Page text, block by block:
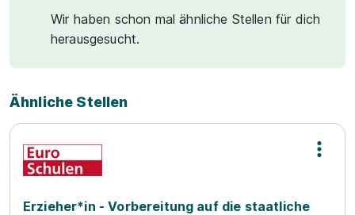
Wir haben schon mal ähnliche Stellen für dich
herausgesucht.
Ähnliche Stellen
Erzieher*in - Vorbereitung auf die staatliche